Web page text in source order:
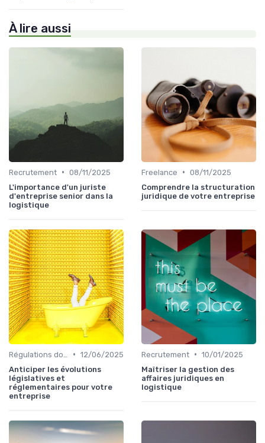
À lire aussi
Recrutement • 08/11/2025
L'importance d'un juriste
d'entreprise senior dans la
logistique
Freelance • 08/11/2025
Comprendre la structuration
juridique de votre entreprise
• 12/06/2025
Anticiper les évolutions
législatives et
réglementaires pour votre
entreprise
Recrutement • 10/01/2025
Maîtriser la gestion des
affaires juridiques en
logistique